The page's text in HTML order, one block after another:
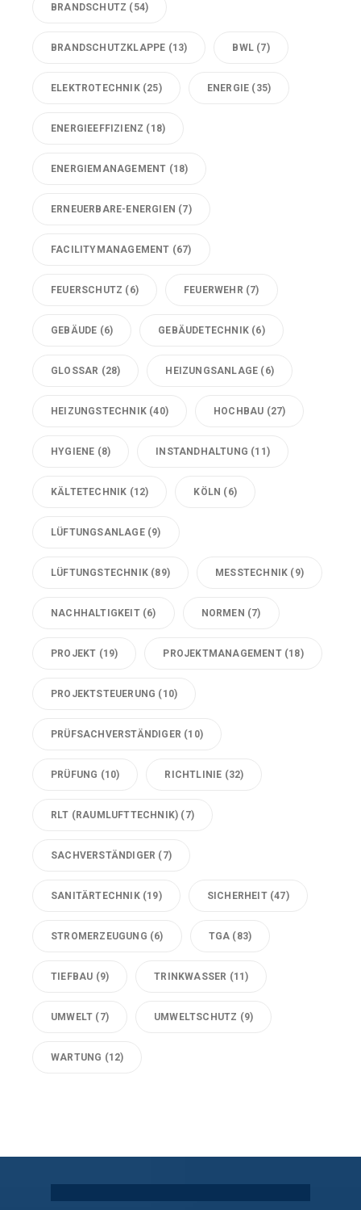
BRANDSCHUTZ (54)
BRANDSCHUTZKLAPPE (13) BWL (7)
ELEKTROTECHNIK(25) ENERGIE (35)
ENERGIEEFFIZIENZ (18)
ENERGIEMANAGEMENT (18)
ERNEUERBARE-ENERGIEN (7)
FACILITYMANAGEMENT (67)
FEUERSCHUTZ (6) FEUERWEHR (7)
GEBÄUDE (6) GEBÄUDETECHNIK (6)
GLOSSAR (28) HEIZUNGSANLAGE (6)
HEIZUNGSTECHNIK (40) HOCHBAU (27)
HYGIENE (8) INSTANDHALTUNG (11)
KÄLTETECHNIK (12) KÖLN (6)
LÜFTUNGSANLAGE(9)
LÜFTUNGSTECHNIK (89) MESSTECHNIK (9)
NACHHALTIGKEIT(6) NORMEN (7)
PROJEKT (19) PROJEKTMANAGEMENT(18)
PROJEKTSTEUERUNG (10)
PRÜFSACHVERSTÄNDIGER (10)
PRÜFUNG (10) RICHTLINIE (32)
RLT (RAUMLUFTTECHNIK) (7)
SACHVERSTÄNDIGER (7)
SANITÄRTECHNIK(19) SICHERHEIT(47)
STROMERZEUGUNG (6) TGA (83)
TIEFBAU (9) TRINKWASSER (11)
UMWELT (7) UMWELTSCHUTZ (9)
WARTUNG (12)